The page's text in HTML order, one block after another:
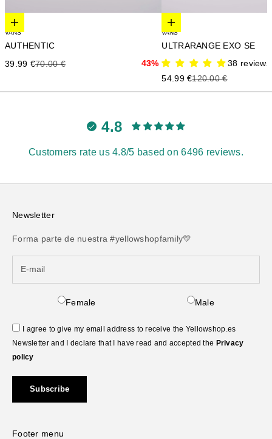
Elige opciones
VANS
AUTHENTIC
Precio de oferta
39.99 €Precio anterior
70.00 € 43%
Elige opciones
VANS
ULTRARANGE EXO SE
38 reviews
Precio de oferta
54.99 €Precio anterior
120.00 €
4.8
Customers rate us 4.8/5 based on 6496 reviews.
Newsletter
Forma parte de nuestra #yellowshopfamily💛
Female Male
I agree to give my email address to receive the Yellowshop.es
Newsletter and I declare that I have read and accepted the Privacy
policy
Subscribe
Footer menu